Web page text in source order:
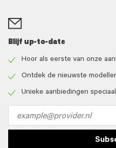
Blijf up-to-date
icon
Hoor als eerste van onze
icon
Ontdek de nieuwste
Unieke aanbiedingen
address